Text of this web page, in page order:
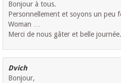
Bonjour à tous.
Personnellement et soyons un peu
Woman …
Merci de nous gâter et belle journée.
Dvich
Bonjour,